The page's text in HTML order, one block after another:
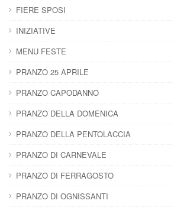
FIERE SPOSI
INIZIATIVE
MENU FESTE
PRANZO 25 APRILE
PRANZO CAPODANNO
PRANZO DELLA DOMENICA
PRANZO DELLA PENTOLACCIA
PRANZO DI CARNEVALE
PRANZO DI FERRAGOSTO
PRANZO DI OGNISSANTI